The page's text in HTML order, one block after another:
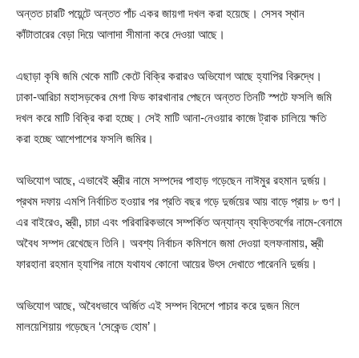
অন্তত চারটি পয়েন্টে অন্তত পাঁচ একর জায়গা দখল করা হয়েছে। সেসব স্থান
কাঁটাতারের বেড়া দিয়ে আলাদা সীমানা করে দেওয়া আছে।
এছাড়া কৃষি জমি থেকে মাটি কেটে বিক্রি করারও অভিযোগ আছে হ্যাপির বিরুদ্ধে।
ঢাকা-আরিচা মহাসড়কের মেগা ফিড কারখানার পেছনে অন্তত তিনটি স্পটে ফসলি জমি
দখল করে মাটি বিক্রি করা হচ্ছে। সেই মাটি আনা-নেওয়ার কাজে ট্রাক চালিয়ে ক্ষতি
করা হচ্ছে আশেপাশের ফসলি জমির।
অভিযোগ আছে, এভাবেই স্ত্রীর নামে সম্পদের পাহাড় গড়েছেন নাঈমুর রহমান দুর্জয়।
প্রথম দফায় এমপি নির্বাচিত হওয়ার পর প্রতি বছর গড়ে দুর্জয়ের আয় বাড়ে প্রায় ৮ গুণ।
এর বাইরেও, স্ত্রী, চাচা এবং পরিবারিকভাবে সম্পর্কিত অন্যান্য ব্যক্তিবর্গের নামে-বেনামে
অবৈধ সম্পদ রেখেছেন তিনি। অবশ্য নির্বাচন কমিশনে জমা দেওয়া হলফনামায়, স্ত্রী
ফারহানা রহমান হ্যাপির নামে যথাযথ কোনো আয়ের উৎস দেখাতে পারেননি দুর্জয়।
অভিযোগ আছে, অবৈধভাবে অর্জিত এই সম্পদ বিদেশে পাচার করে দুজন মিলে
মালয়েশিয়ায় গড়েছেন ‘সেকেন্ড হোম’।